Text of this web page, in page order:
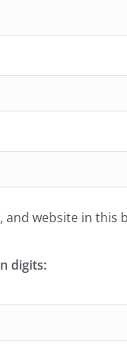
and website in
digits: